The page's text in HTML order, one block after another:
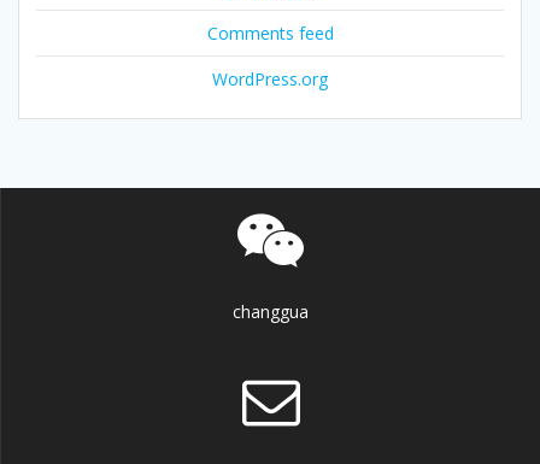
Comments feed
WordPress.org
changgua